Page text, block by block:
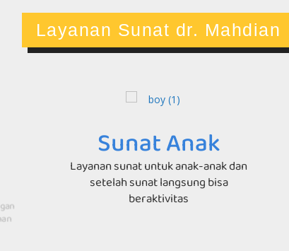
Layanan Sunat dr. Mahdian
Sunat Anak
Layanan sunat untuk anak-anak dan
setelah sunat langsung bisa
beraktivitas